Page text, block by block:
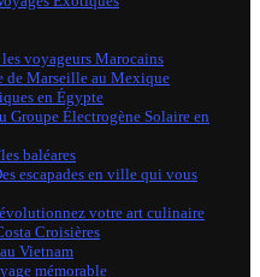
voyageurs Marocains
de Marseille au Mexique
en Égypte
Électrogène Solaire en
baléares
escapades en ville qui vous
votre art culinaire
Croisières
Vietnam
mémorable